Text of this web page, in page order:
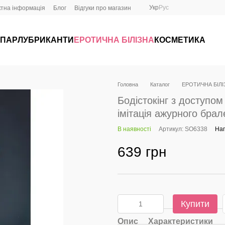
інформація Блог Відгуки про магазин Укр Рус
ЛУБРИКАНТИ ЕРОТИЧНА БІЛІЗНА КОСМЕТИКА
Головна Каталог ЕРОТИЧНА
Бодістокінг з
імітація ажурного
В наявності Артикул: SO6338
639 грн
Купити
Опис
Характеристики